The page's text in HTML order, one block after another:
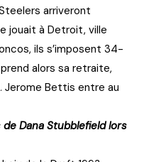
arriveront
jouait à Detroit, ville
ils s’imposent 34-
prend alors sa retraite,
Jerome Bettis entre au
Dana Stubblefield lors